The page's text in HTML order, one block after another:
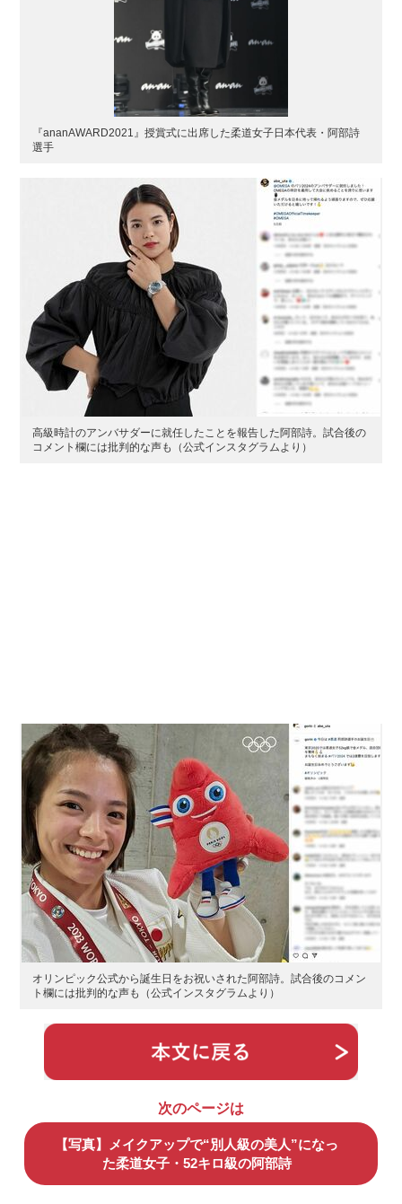
『ananAWARD2021』授賞式に出席した柔道女子日本代表・阿部詩
選手
高級時計のアンバサダーに就任したことを報告した阿部詩。試合後の
コメント欄には批判的な声も（公式インスタグラムより）
オリンピック公式から誕生日をお祝いされた阿部詩。試合後のコメン
ト欄には批判的な声も（公式インスタグラムより）
次のページは
【写真】メイクアップで“別人級の美人”になっ
た柔道女子・52キロ級の阿部詩